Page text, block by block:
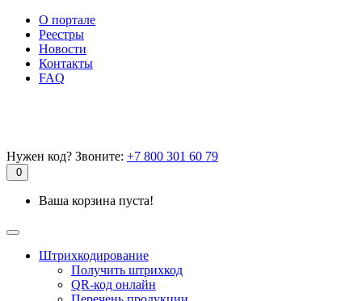
О портале
Реестры
Новости
Контакты
FAQ
Нужен код? Звоните: +7 800 301 60 79
0
Ваша корзина пуста!
Штрихкодирование
Получить штрихкод
QR-код онлайн